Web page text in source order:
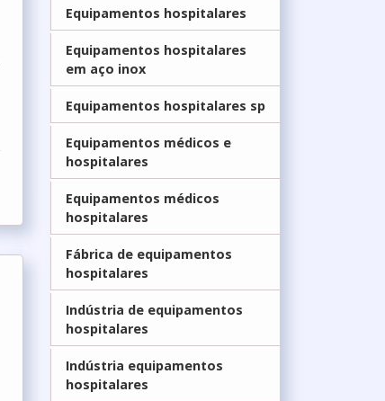
Equipamentos hospitalares
Equipamentos hospitalares
em aço inox
Equipamentos hospitalares sp
Equipamentos médicos e
hospitalares
Equipamentos médicos
hospitalares
Fábrica de equipamentos
hospitalares
Indústria de equipamentos
hospitalares
Indústria equipamentos
hospitalares